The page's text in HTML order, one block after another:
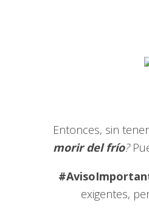
Entonces, sin
morir del frío?
exigentes,